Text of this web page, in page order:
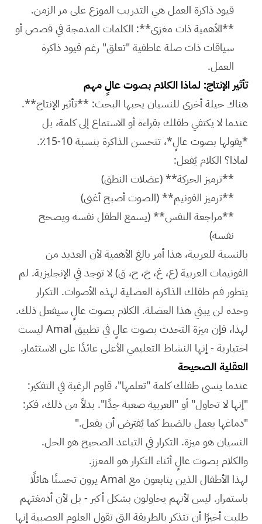
قيود ذاكرة العمل هي التدريب الموزع على مر الزمن.
**الأهمية ذات مغزى**: الكلمات المدمجة في قصص أو
سياقات ذات صلة عاطفية "تعلق" رغم قيود ذاكرة
العمل.
تأثير الإنتاج: لماذا الكلام بصوت عالٍ مهم
هناك حيلة أخرى للنسيان يحبها البحث: **تأثير الإنتاج**.
عندما لا يكتفي طفلك بقراءة أو الاستماع إلى كلمة، بل
*يقولها بصوت عالٍ*، تتحسن الذاكرة بنسبة 10-15٪.
لماذا؟ الكلام يُفعل:
**ترميز الحركة** (عضلات النطق)
**ترميز الفونيم** (الصوت أصبح أغنى)
**مراجعة النفس** (يسمع الطفل نفسه ويصحح
نفسه)
بالنسبة للعربية، هذا أمر بالغ الأهمية لأن العديد من
الفونيمات العربية (ع، غ، خ، ح، ق) لا توجد في الإنجليزية. لم
يتطور فم طفلك الذاكرة العضلية لهذه الأصوات. التكرار
وحده لن يبني هذا العضلة. الكلام بصوت عالٍ سيفعل ذلك.
لهذا، فإن ميزة التحدث بصوت عالٍ في تطبيق Amal ليست
اختيارية - إنها النشاط التعليمي الأعلى عائدًا على الاستثمار.
العقلية الصحيحة
عندما ينسى طفلك كلمة "تعلمها"، قاوم الرغبة في التفكير:
"إنها لا تحاول" أو "العربية صعبة جدًا". بدلاً من ذلك، فكر:
"دماغها يعمل بالضبط كما يُفترض أن يفعل."
النسيان هو ميزة. التكرار في التباعد الصحيح هو الحل.
والكلام بصوت عالٍ أثناء التكرار هو المعزز.
لهذا الأطفال الذين يتابعون مع Amal يرون تحسنًا هائلًا
باستمرار. ليس لأنهم يحاولون بشكل أكبر - بل لأن أدمغتهم
طلبت أخيرًا أن تتذكر بالطريقة التي تقول العلوم العصبية إنها